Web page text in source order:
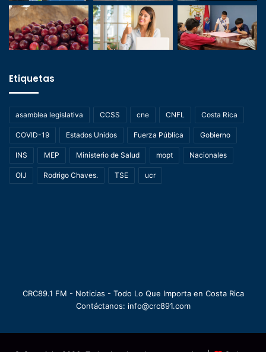
Etiquetas
asamblea legislativa CCSS cne CNFL Costa Rica
COVID-19 Estados Unidos Fuerza Pública Gobierno
INS MEP Ministerio de Salud mopt Nacionales
OIJ Rodrigo Chaves. TSE ucr
CRC89.1 FM - Noticias - Todo Lo Que Importa en Costa Rica
Contáctanos: info@crc891.com